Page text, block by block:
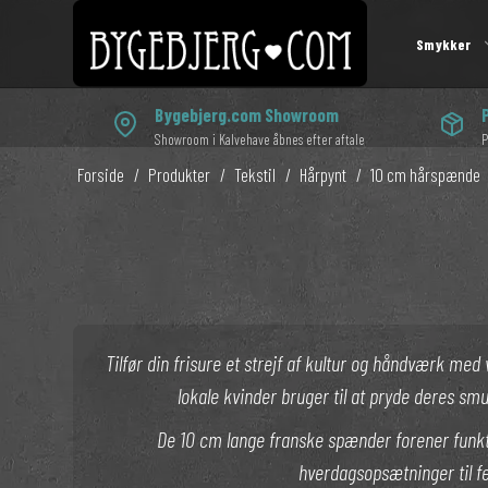
Smykker
Luksus boheme mala
Mala med tassel
Øreringe med symboler
Enkelte øreringe
Øreringe med krystaller
Halskæde med vedhæng Mala til mænd
Håndledsmala til mænd
Armbånd til mænd
Kjoler
Kimono
Skuldertasker
Kosmetikpunge
1000 og en nat
Indiske armbånd
Indiske halskæder
Indiske
Drømmefangere
Ophæng
Æsker
Bygebjerg.com Showroom
Showroom i Kalvehave åbnes efter aftale
Forside / Produkter / Tekstil / Hårpynt / 10 cm hårspænde
Tilfør din frisure et strejf af kultur og håndværk
lokale kvinder bruger til at pryde deres
De 10 cm lange franske spænder forener
hverdagsopsætninger til